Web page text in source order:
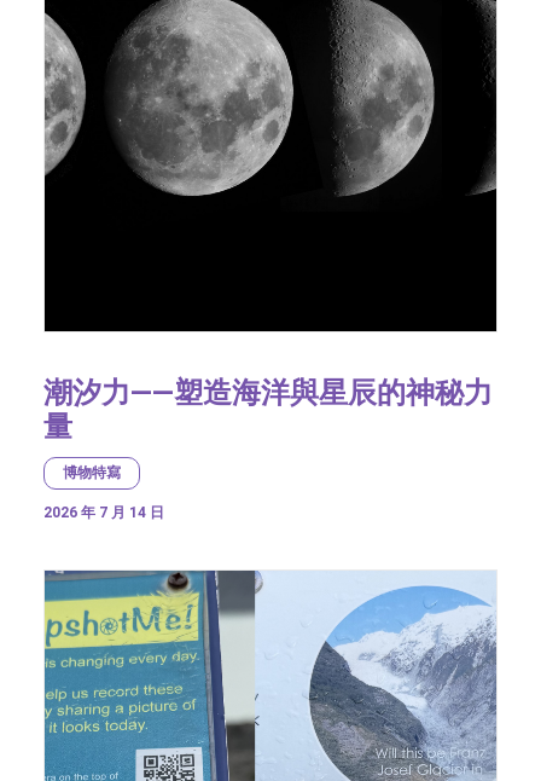
潮汐力——塑造海洋與星辰的神秘力
量
博物特寫
2026 年 7 月 14 日